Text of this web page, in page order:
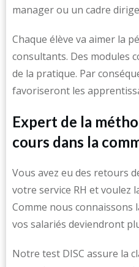
manager ou un cadre
Chaque élève va aimer la
consultants. Des modules
de la pratique. Par
favoriseront les
Expert de la
cours dans la
Vous avez eu des retours
votre service RH et voulez
Comme nous connaissons
vos salariés deviendront
Notre test DISC assure la